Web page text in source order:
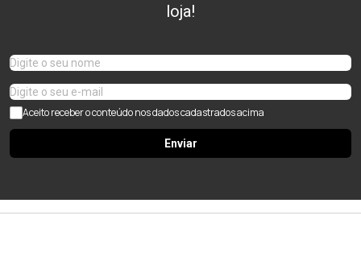
loja!
Aceito receber o conteúdo nos dados cadastrados acima
Enviar